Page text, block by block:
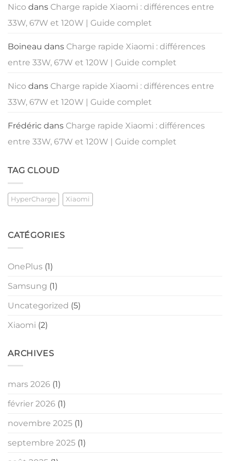
Chargeur
Nico dans Charge rapide Xiaomi : différences entre
33W, 67W et 120W | Guide complet
Boineau dans Charge rapide Xiaomi : différences
entre 33W, 67W et 120W | Guide complet
Nico dans Charge rapide Xiaomi : différences entre
33W, 67W et 120W | Guide complet
Frédéric dans Charge rapide Xiaomi : différences
entre 33W, 67W et 120W | Guide complet
TAG CLOUD
HyperCharge Xiaomi
CATÉGORIES
OnePlus (1)
Samsung (1)
Uncategorized (5)
Xiaomi (2)
ARCHIVES
mars 2026 (1)
février 2026 (1)
novembre 2025 (1)
septembre 2025 (1)